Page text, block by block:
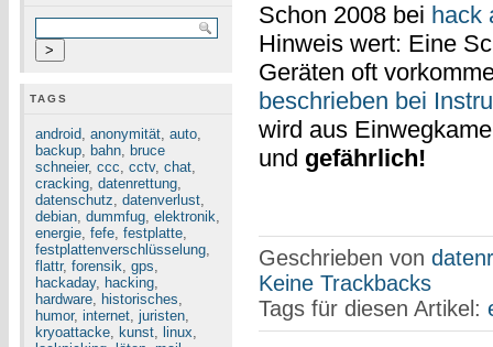
TAGS
android, anonymität, auto,
backup, bahn, bruce
schneier, ccc, cctv, chat,
cracking, datenrettung,
datenschutz, datenverlust,
debian, dummfug, elektronik,
energie, fefe, festplatte,
festplattenverschlüsselung,
flattr, forensik, gps,
hackaday, hacking,
hardware, historisches,
humor, internet, juristen,
kryoattacke, kunst, linux,
Schon 2008 bei hack
Hinweis wert: Eine
Geräten oft
beschrieben bei
wird aus
und gefährlich!
Geschrieben von
Keine Trackbacks
Tags für diesen Artikel: